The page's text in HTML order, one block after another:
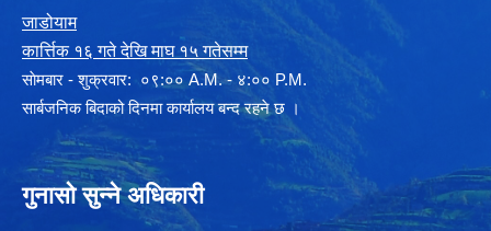
जाडोयाम
कार्त्तिक १६ गते देखि माघ १५ गतेसम्म
साेमबार - शुक्रवार: ०९:०० A.M. - ४:०० P.M.
सार्बजनिक बिदाको दिनमा कार्यालय बन्द रहने छ ।
गुनासो सुन्ने अधिकारी